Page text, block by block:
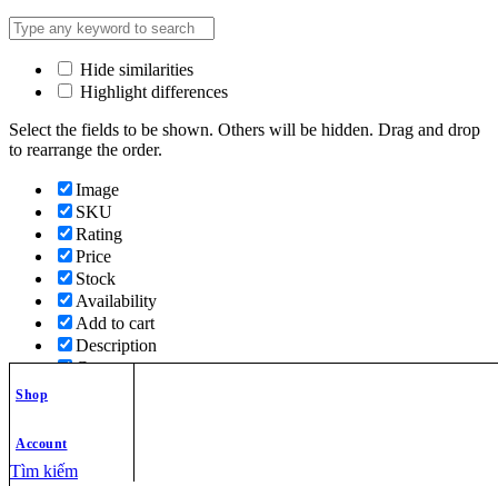
Shop
Account
Tìm kiếm
Hide similarities
Highlight differences
Select the fields to be shown. Others will be hidden. Drag and drop
to rearrange the order.
Image
SKU
Rating
Price
Stock
Availability
Add to cart
Description
Content
Click outside to hide the comparison bar